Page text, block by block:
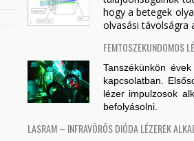
hogy a betegek
olvasási távolságra
FEMTOSZEKUNDOMOS
Tanszékünkön
kapcsolatban.
lézer impulzosok
befolyásolni.
LASRAM – INFRAVÖRÖS DIÓDA LÉZEREK